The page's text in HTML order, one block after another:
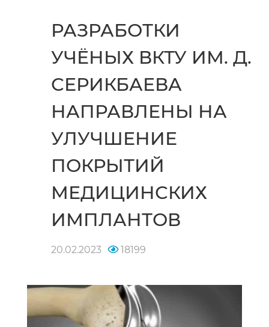
РАЗРАБОТКИ
УЧЁНЫХ ВКТУ ИМ. Д.
СЕРИКБАЕВА
НАПРАВЛЕНЫ НА
УЛУЧШЕНИЕ
ПОКРЫТИЙ
МЕДИЦИНСКИХ
ИМПЛАНТОВ
20.02.2023 18199